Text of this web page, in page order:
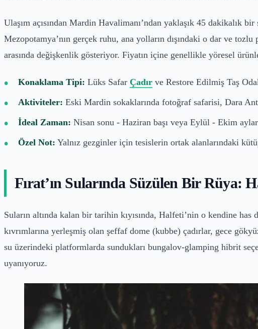
Ulaşım açısından Mardin Havalimanı’ndan yaklaşık 45 dakikalık
Mezopotamya’nın gerçek ruhu, ana yolların dışındaki o dar ve
arasında değişkenlik gösteriyor. Fiyatın içine genellikle yöresel
Konaklama Tipi: Lüks Safar Çadır ve Restore Edilmiş Taş
Aktiviteler: Eski Mardin sokaklarında fotoğraf safarisi, Dara
İdeal Zaman: Nisan sonu - Haziran başı veya Eylül - Ekim
Özel Not: Yalnız gezginler için tesislerin ortak alanlarındaki
Fırat’ın Sularında Süzülen Bir Rüya:
Suların altında kalan bir tarihin kıyısında, Halfeti’nin o kendine
kıvrımlarına yerleşmiş olan şeffaf dome (kubbe) çadırlar, gece
su üzerindeki platformlarda sundukları bungalov-glamping hibrit
uyanıyoruz.